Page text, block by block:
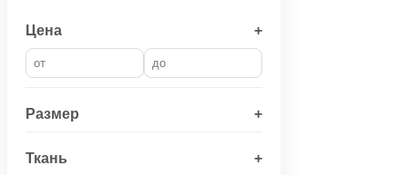
Цена +
Размер +
Ткань +